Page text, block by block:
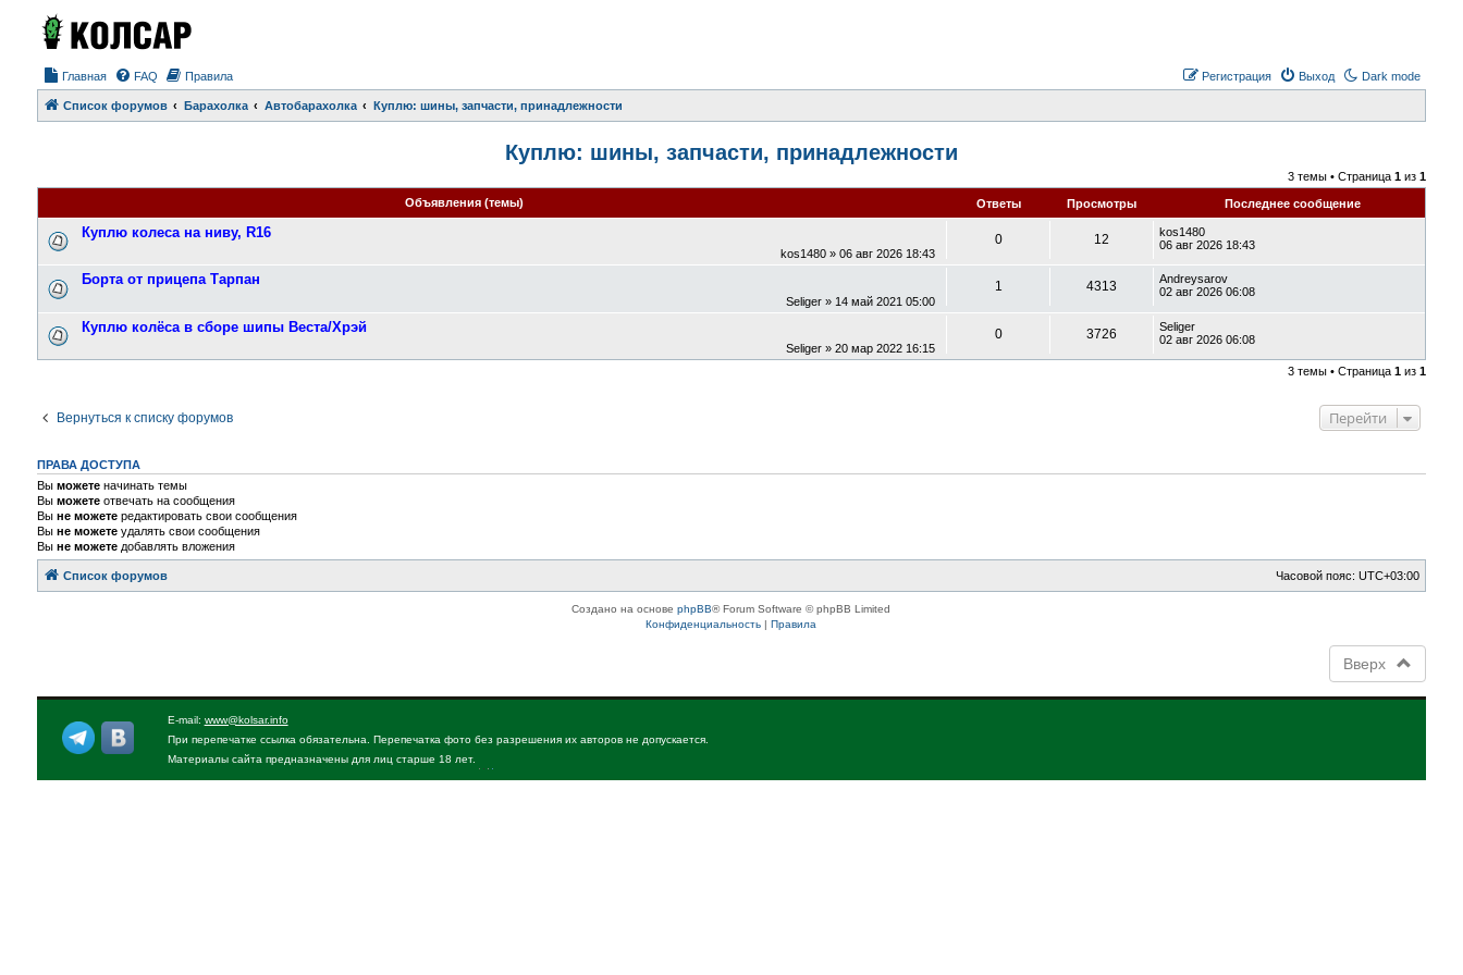
Главная Dark mode
FAQ Правила Выход
Регистрация
Список форумов Барахолка Автобарахолка Куплю: шины, запчасти, принадлежности
Куплю: шины, запчасти, принадлежности
3 темы • Страница1 из1
Объявления (темы)
Ответы Просмотры Последнее сообщение
Куплю колеса на ниву, R16
kos1480» 06 авг 2026 18:43
0 12
kos1480
06 авг 2026 18:43
Борта от прицепа Тарпан
Seliger» 14 май 2021 05:00
1 4313
Andreysarov
02 авг 2026 06:08
Куплю колёса в сборе шипы Веста/Хрэй
Seliger» 20 мар 2022 16:15
0 3726
Seliger
02 авг 2026 06:08
3 темы • Страница1 из1
Вернуться к списку форумов Перейти
ПРАВА ДОСТУПА
Вы можетеначинать темы
Вы можетеотвечать на сообщения
Вы не можетередактировать свои сообщения
Вы не можетеудалять свои сообщения
Вы не можетедобавлять вложения
Список форумов Часовой пояс:UTC+03:00
Создано на основеphpBB® Forum Software © phpBB Limited
Конфиденциальность
Правила
Вверх
E-mail: www@kolsar.info
При перепечатке ссылка обязательна. Перепечатка фото без разрешения их авторов не допускается.
Материалы сайта предназначены для лиц старше 18 лет.